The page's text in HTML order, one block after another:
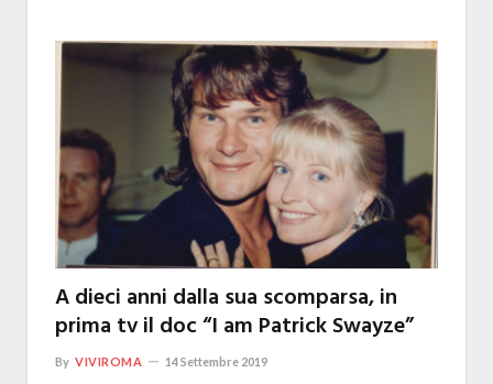
A dieci anni dalla sua scomparsa, in
prima tv il doc “I am Patrick Swayze”
By VIVIROMA 14 Settembre 2019